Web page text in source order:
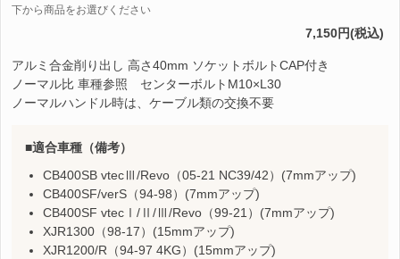
下から商品をお選びください
7,150円(税込)
アルミ合金削り出し 高さ40mm ソケットボルトCAP付き
ノーマル比 車種参照 センターボルトM10×L30
ノーマルハンドル時は、ケーブル類の交換不要
適合車種（備考）
CB400SB vtecⅢ/Revo（05-21 NC39/42）(7mmアップ)
CB400SF/verS（94-98）(7mmアップ)
CB400SF vtecⅠ/Ⅱ/Ⅲ/Revo（99-21）(7mmアップ)
XJR1300（98-17）(15mmアップ)
XJR1200/R（94-97 4KG）(15mmアップ)